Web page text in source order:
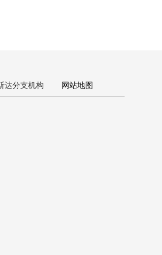
达分支机构 网站地图